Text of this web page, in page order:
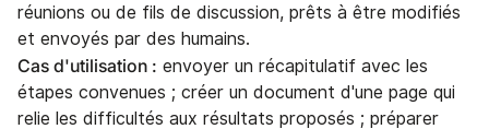
réunions ou de fils de discussion, prêts à être modifiés
et envoyés par des humains.
Cas d'utilisation : envoyer un récapitulatif avec les
étapes convenues ; créer un document d'une page qui
relie les difficultés aux résultats proposés ; préparer